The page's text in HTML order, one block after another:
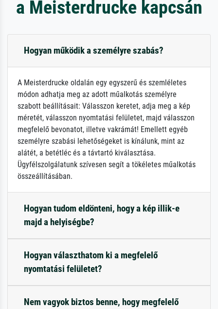
a Meisterdrucke kapcsán
Hogyan működik a személyre szabás?
A Meisterdrucke oldalán egy egyszerű és szemléletes
módon adhatja meg az adott műalkotás személyre
szabott beállításait: Válasszon keretet, adja meg a kép
méretét, válasszon nyomtatási felületet, majd válasszon
megfelelő bevonatot, illetve vakrámát! Emellett egyéb
személyre szabási lehetőségeket is kínálunk, mint az
alátét, a betétléc és a távtartó kiválasztása.
Ügyfélszolgálatunk szívesen segít a tökéletes műalkotás
összeállításában.
Hogyan tudom eldönteni, hogy a kép illik-e
majd a helyiségbe?
Hogyan választhatom ki a megfelelő
nyomtatási felületet?
Nem vagyok biztos benne, hogy megfelelő